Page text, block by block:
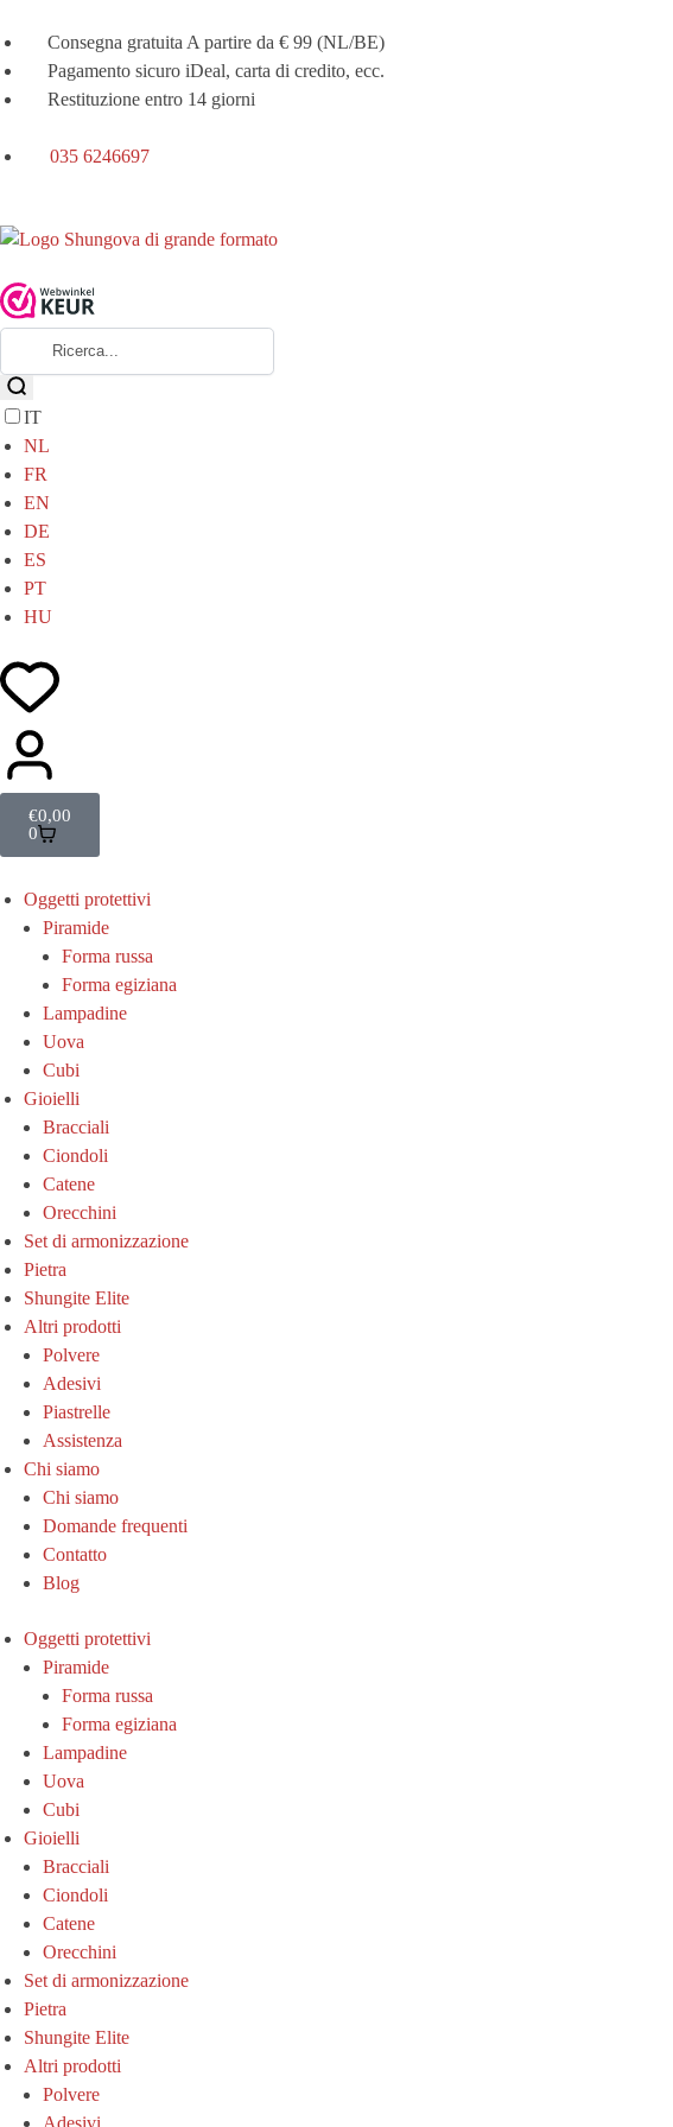
Consegna gratuita A partire da € 99 (NL/BE)
Pagamento sicuro iDeal, carta di credito, ecc.
Restituzione entro 14 giorni
035 6246697
IT
NL
FR
EN
DE
ES
PT
HU
€0,00
0
Oggetti protettivi
Piramide
Forma russa
Forma egiziana
Lampadine
Uova
Cubi
Gioielli
Bracciali
Ciondoli
Catene
Orecchini
Set di armonizzazione
Pietra
Shungite Elite
Altri prodotti
Polvere
Adesivi
Piastrelle
Assistenza
Chi siamo
Chi siamo
Domande frequenti
Contatto
Blog
Oggetti protettivi
Piramide
Forma russa
Forma egiziana
Lampadine
Uova
Cubi
Gioielli
Bracciali
Ciondoli
Catene
Orecchini
Set di armonizzazione
Pietra
Shungite Elite
Altri prodotti
Polvere
Adesivi